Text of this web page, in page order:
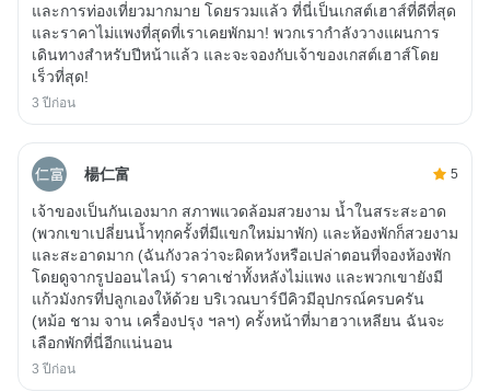
และการท่องเที่ยวมากมาย โดยรวมแล้ว ที่นี่เป็นเกสต์เฮาส์ที่ดีที่สุด
และราคาไม่แพงที่สุดที่เราเคยพักมา! พวกเรากำลังวางแผนการ
เดินทางสำหรับปีหน้าแล้ว และจะจองกับเจ้าของเกสต์เฮาส์โดย
เร็วที่สุด!
3 ปีก่อน
楊仁富 5
เจ้าของเป็นกันเองมาก สภาพแวดล้อมสวยงาม น้ำในสระสะอาด
(พวกเขาเปลี่ยนน้ำทุกครั้งที่มีแขกใหม่มาพัก) และห้องพักก็สวยงาม
และสะอาดมาก (ฉันกังวลว่าจะผิดหวังหรือเปล่าตอนที่จองห้องพัก
โดยดูจากรูปออนไลน์) ราคาเช่าทั้งหลังไม่แพง และพวกเขายังมี
แก้วมังกรที่ปลูกเองให้ด้วย บริเวณบาร์บีคิวมีอุปกรณ์ครบครัน
(หม้อ ชาม จาน เครื่องปรุง ฯลฯ) ครั้งหน้าที่มาฮวาเหลียน ฉันจะ
เลือกพักที่นี่อีกแน่นอน
3 ปีก่อน